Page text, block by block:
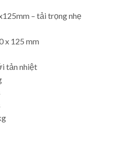
– tải trọng nhẹ
x 125 mm
tản nhiệt